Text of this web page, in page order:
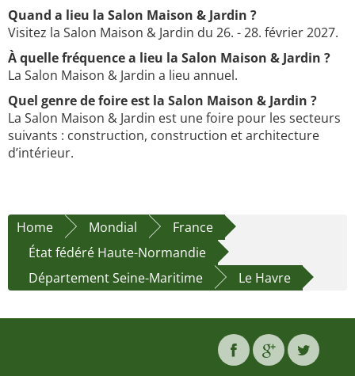
Quand a lieu la Salon Maison & Jardin ?
Visitez la Salon Maison & Jardin du 26. - 28. février 2027.
À quelle fréquence a lieu la Salon Maison & Jardin ?
La Salon Maison & Jardin a lieu annuel.
Quel genre de foire est la Salon Maison & Jardin ?
La Salon Maison & Jardin est une foire pour les secteurs
suivants : construction, construction et architecture
d’intérieur.
Home Mondial
France
État fédéré Haute-Normandie
Département Seine-Maritime
Le Havre